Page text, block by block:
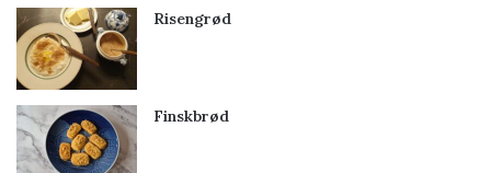
Risengrød
Finskbrød